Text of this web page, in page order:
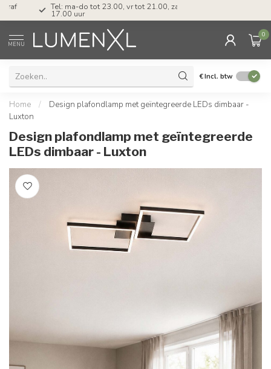
Tel: ma-do tot 23.00, vr tot 21.00, za tot
17.00 uur
MENU
0
€Incl. btw
Home /
Design plafondlamp met geïntegreerde LEDs dimbaar -
Luxton
Design plafondlamp met geïntegreerde
LEDs dimbaar - Luxton